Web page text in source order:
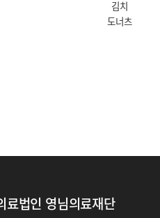
김치
도너츠
료법인 영님의료재단